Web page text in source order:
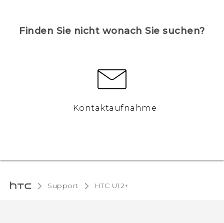
Finden Sie nicht wonach Sie suchen?
Kontaktaufnahme
Support HTC U12+‎